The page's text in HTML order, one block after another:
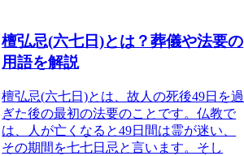
檀弘忌(六七日)とは？葬儀や法要の
用語を解説
檀弘忌(六七日)とは、故人の死後49日を過
ぎた後の最初の法要のことです。仏教で
は、人が亡くなると49日間は霊が迷い、
その期間を七七日忌と言います。そし